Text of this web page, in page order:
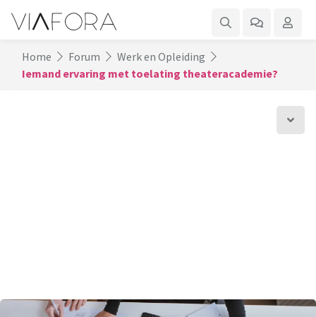
Home Forum
Werk en Opleiding
Iemand ervaring met toelating theateracademie?